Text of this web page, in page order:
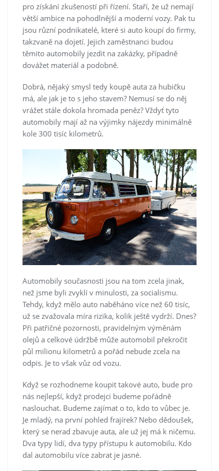
pro získání zkušeností při řízení. Staří, že už nemají
větší ambice na pohodlnější a moderní vozy. Pak tu
jsou různí podnikatelé, které si auto koupí do firmy,
takzvaně na dojetí. Jejich zaměstnanci budou
těmito automobily jezdit na zakázky, případně
dovážet materiál a podobně.
Dobrá, nějaký smysl tedy koupě auta za hubičku
má, ale jak je to s jeho stavem? Nemusí se do něj
vrážet stále dokola hromada peněz? Vždyť tyto
automobily mají až na výjimky nájezdy minimálně
kole 300 tisíc kilometrů.
Automobily současnosti jsou na tom zcela jinak,
než jsme byli zvyklí v minulosti, za socialismu.
Tehdy, když mělo auto naběháno více než 60 tisíc,
už se zvažovala míra rizika, kolik ještě vydrží. Dnes?
Při patřičné pozornosti, pravidelným výměnám
olejů a celkové údržbě může automobil překročit
půl milionu kilometrů a pořád nebude zcela na
odpis. Je to však vůz od vozu.
Když se rozhodneme koupit takové auto, bude pro
nás nejlepší, když prodejci budeme pořádně
naslouchat. Budeme zajímat o to, kdo to vůbec je.
Je mladý, na první pohled frajírek? Nebo dědoušek,
který se nerad zbavuje auta, ale už jej má k ničemu.
Dva typy lidí, dva typy přístupu k automobilu. Kdo
dal automobilu více zabrat je jasné.